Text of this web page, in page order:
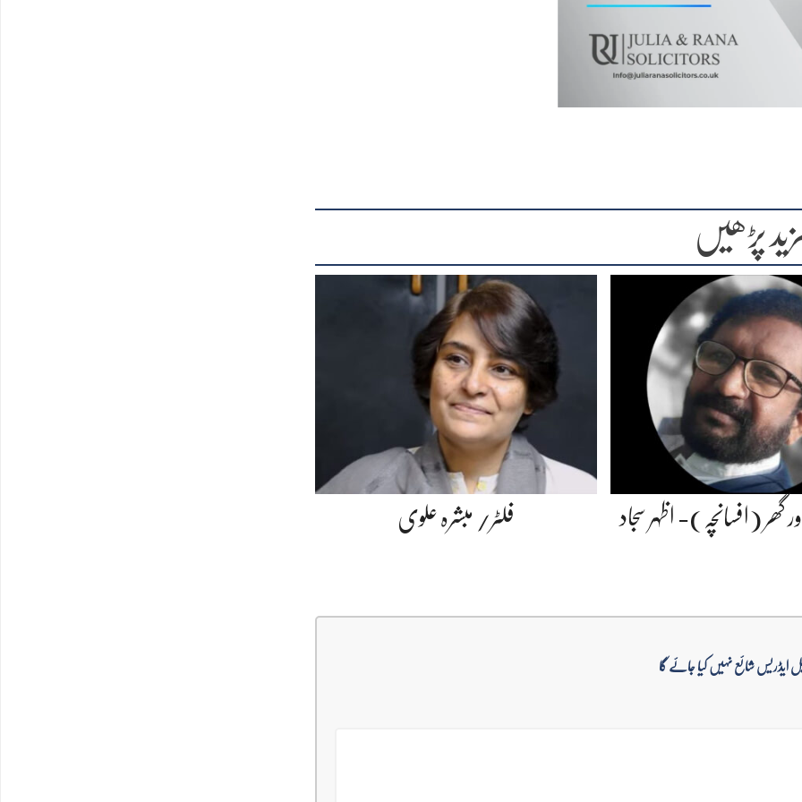
پڑھیں
گھر (افسانچہ)- اظہر سجاد فلٹر/ مبشرہ علوی
ایڈریس شائع نہیں کیا جائے گا